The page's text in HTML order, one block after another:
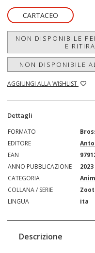
CARTACEO
NON DISPONIBILE
E
NON DISPONIBILE
AGGIUNGI ALLA WISHLIST
Dettagli
FORMATO
EDITORE
EAN
ANNO PUBBLICAZIONE
2023
CATEGORIA
COLLANA / SERIE
LINGUA
ita
Descrizione